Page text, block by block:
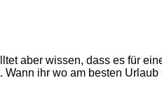
aber wissen, dass es für
ihr wo am besten Urlaub